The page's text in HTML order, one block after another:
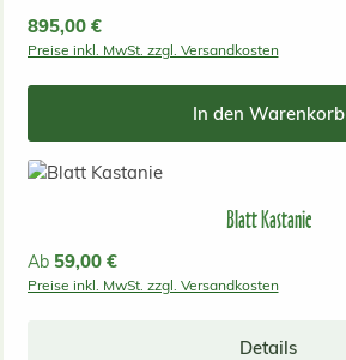
Regulärer Preis:
895,00 €
Preise inkl. MwSt. zzgl. Versandkosten
In den Warenkorb
Blatt Kastanie
Regulärer Preis:
Ab 59,00 €
Preise inkl. MwSt. zzgl. Versandkosten
Details